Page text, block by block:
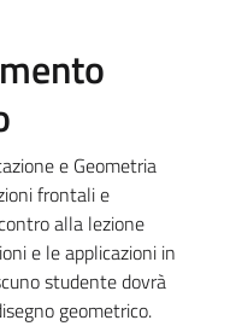
e Geometria
frontali e
alla lezione
e le applicazioni in
studente dovrà
geometrico.